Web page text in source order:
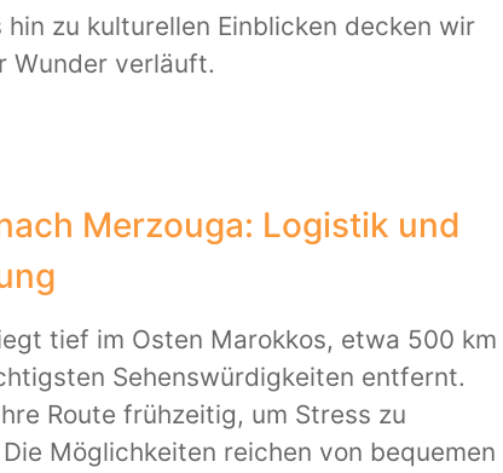
zu kulturellen Einblicken decken wir
Wunder verläuft.
Merzouga: Logistik und
tief im Osten Marokkos, etwa 500 km
Sehenswürdigkeiten entfernt.
Route frühzeitig, um Stress zu
Möglichkeiten reichen von bequemen